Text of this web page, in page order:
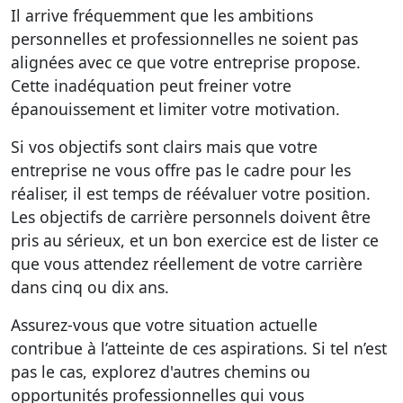
Il arrive fréquemment que les ambitions
personnelles et professionnelles ne soient pas
alignées avec ce que votre entreprise propose.
Cette inadéquation peut freiner votre
épanouissement et limiter votre motivation.
Si vos objectifs sont clairs mais que votre
entreprise ne vous offre pas le cadre pour les
réaliser, il est temps de réévaluer votre position.
Les objectifs de carrière personnels doivent être
pris au sérieux, et un bon exercice est de lister ce
que vous attendez réellement de votre carrière
dans cinq ou dix ans.
Assurez-vous que votre situation actuelle
contribue à l’atteinte de ces aspirations. Si tel n’est
pas le cas, explorez d'autres chemins ou
opportunités professionnelles qui vous